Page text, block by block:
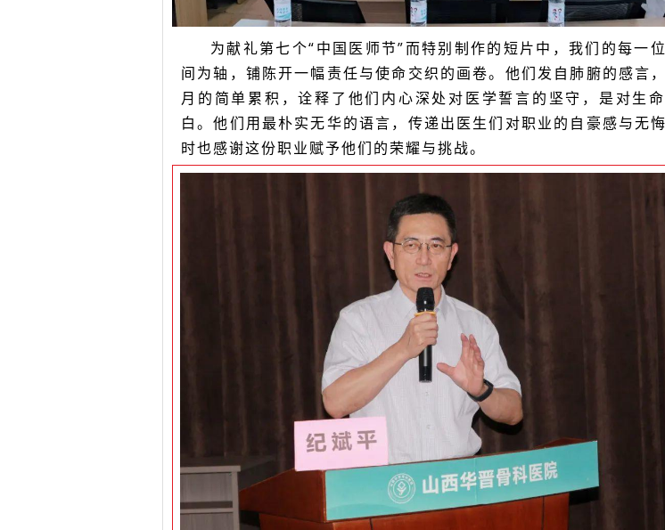
为献礼第七个“中国医师节”而特别制作的短片中，我们的每一
间为轴，铺陈开一幅责任与使命交织的画卷。他们发自肺腑的感言
月的简单累积，诠释了他们内心深处对医学誓言的坚守，是对生
白。他们用最朴实无华的语言，传递出医生们对职业的自豪感与无
时也感谢这份职业赋予他们的荣耀与挑战。